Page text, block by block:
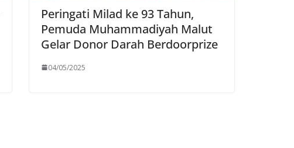
Peringati Milad ke 93 Tahun,
Pemuda Muhammadiyah Malut
Gelar Donor Darah Berdoorprize
04/05/2025